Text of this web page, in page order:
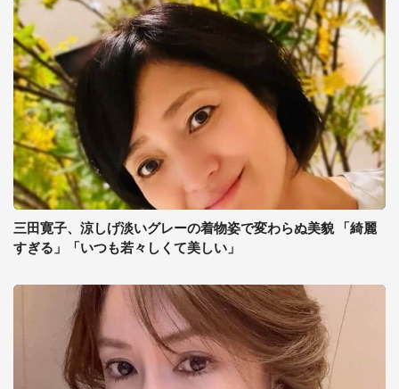
三田寛子、涼しげ淡いグレーの着物姿で変わらぬ美貌 「綺麗
すぎる」「いつも若々しくて美しい」